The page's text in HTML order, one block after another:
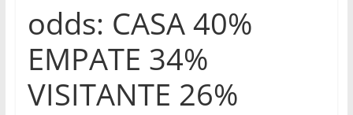
odds: CASA 40%
EMPATE 34%
VISITANTE 26%